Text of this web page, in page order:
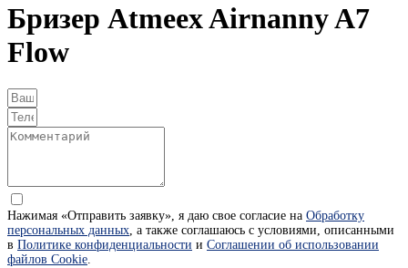
Бризер Atmeex Airnanny A7
Flow
Нажимая «Отправить заявку», я даю свое согласие на Обработку
персональных данных, а также соглашаюсь с условиями, описанными
в Политике конфиденциальности и Соглашении об использовании
файлов Cookie.